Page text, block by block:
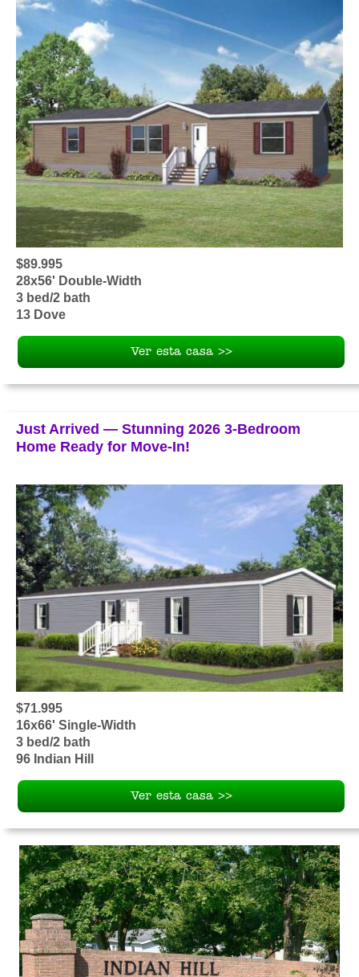
$89.995
28x56' Double-Width
3 bed/2 bath
13 Dove
Ver esta casa >>
Just Arrived — Stunning 2026 3-Bedroom
Home Ready for Move-In!
$71.995
16x66' Single-Width
3 bed/2 bath
96 Indian Hill
Ver esta casa >>